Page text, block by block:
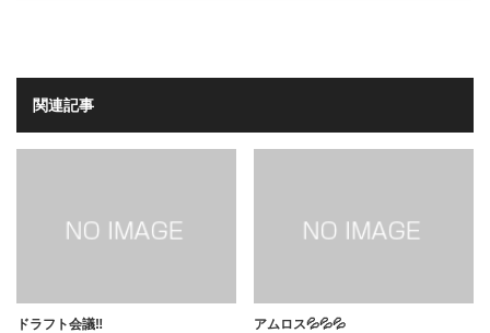
関連記事
ドラフト会議‼️ アムロス💦💦💦